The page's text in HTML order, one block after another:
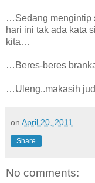
…Sedang mengintip
hari ini tak ada kata
kita…
…Beres-beres
…Uleng..makasih
on April 20, 2011
Share
No comments: